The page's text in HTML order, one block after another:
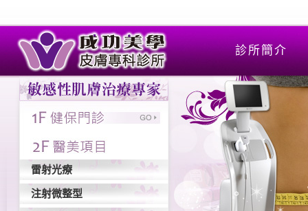
診所簡介
雷射光療
注射微整型